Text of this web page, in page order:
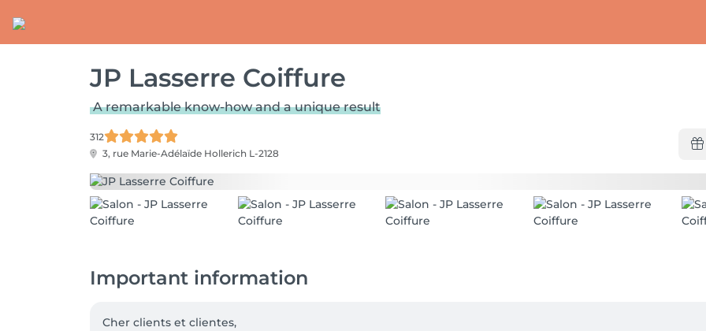
JP Lasserre Coiffure
A remarkable know-how and a unique result
312
3, rue Marie-Adélaïde Hollerich L-2128
Important information
Cher clients et clientes,